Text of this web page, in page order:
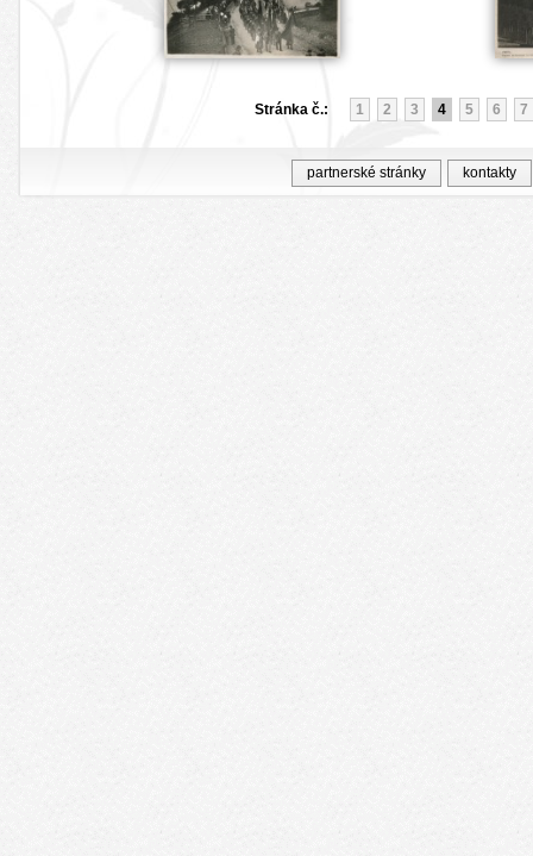
Stránka č.: 1 2 3 4 5 6 7
partnerské stránky kontakty